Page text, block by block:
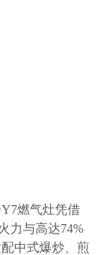
燃气灶凭借
力与高达74%
中式爆炒、煎